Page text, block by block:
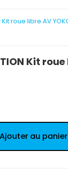
Ajouter au panier